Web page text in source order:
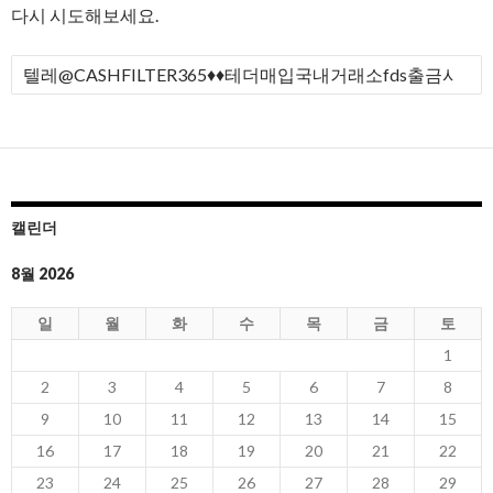
다시 시도해보세요.
검
색
캘린더
8월 2026
일 월 화 수 목 금 토
1
2
3 4 5 6 7
8
9
10 11 12 13 14
15
16
17 18 19 20 21
22
23
24 25 26 27 28
29